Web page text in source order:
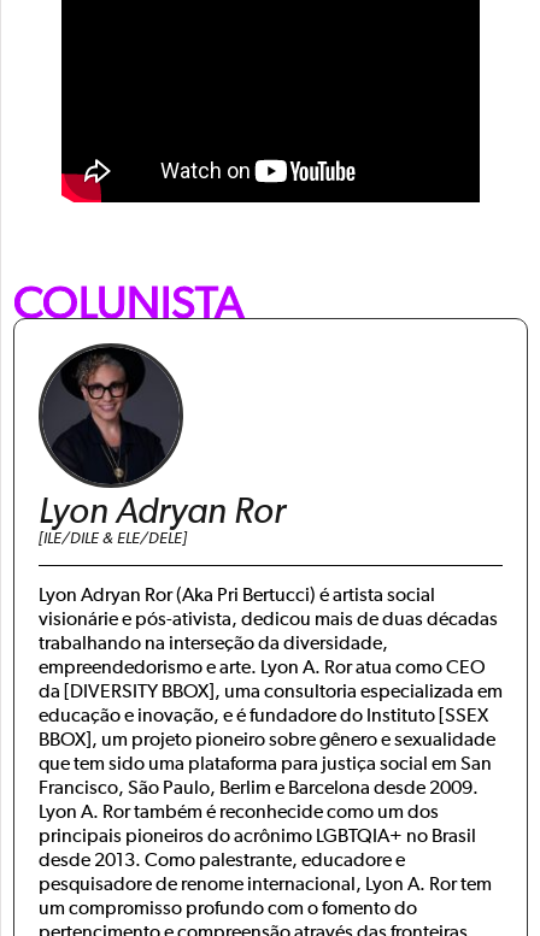
COLUNISTA
Lyon Adryan Ror
[ILE/DILE & ELE/DELE]
Lyon Adryan Ror (Aka Pri Bertucci) é artista social
visionárie e pós-ativista, dedicou mais de duas décadas
trabalhando na interseção da diversidade,
empreendedorismo e arte. Lyon A. Ror atua como CEO
da [DIVERSITY BBOX], uma consultoria especializada em
educação e inovação, e é fundadore do Instituto [SSEX
BBOX], um projeto pioneiro sobre gênero e sexualidade
que tem sido uma plataforma para justiça social em San
Francisco, São Paulo, Berlim e Barcelona desde 2009.
Lyon A. Ror também é reconhecide como um dos
principais pioneiros do acrônimo LGBTQIA+ no Brasil
desde 2013. Como palestrante, educadore e
pesquisadore de renome internacional, Lyon A. Ror tem
um compromisso profundo com o fomento do